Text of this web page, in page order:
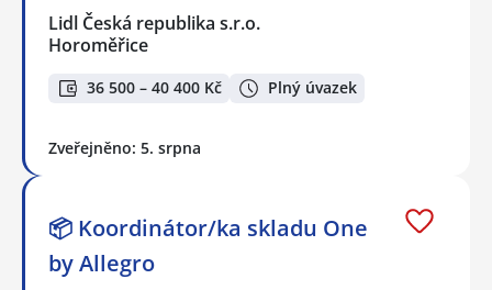
Lidl Česká republika s.r.o.
Horoměřice
36 500 – 40 400 Kč Plný úvazek
Zveřejněno: 5. srpna
📦 Koordinátor/ka skladu One
by Allegro